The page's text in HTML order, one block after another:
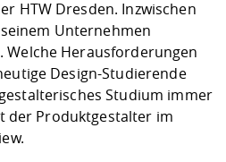
Vorbereitung
Checkliste zum
Studien- und
Studieren in
Lebenslagen
Lehren,
Weiterbilden im
Formulare und
FIS -
Prototyping und
Gründung und
Kontakt &
Gremien und
Informatik/
Landbau/
Unternehmen
HTW Dresden. Inzwischen
Unternehmen
Welche Herausforderungen
Design-Studierende
Studium immer
der Produktgestalter im